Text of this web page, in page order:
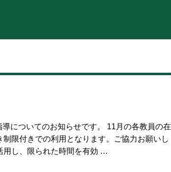
についてのお知らせです。 11月の各教員の在
限付きでの利用となります。ご協力お願いし
用し、限られた時間を有効 …